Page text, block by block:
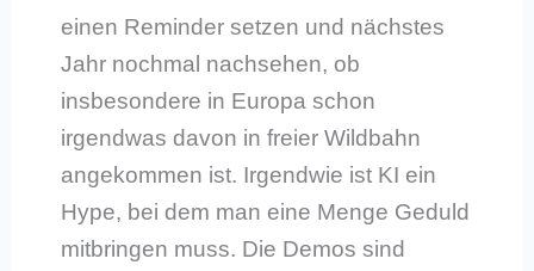
einen Reminder setzen und nächstes
Jahr nochmal nachsehen, ob
insbesondere in Europa schon
irgendwas davon in freier Wildbahn
angekommen ist. Irgendwie ist KI ein
Hype, bei dem man eine Menge Geduld
mitbringen muss. Die Demos sind